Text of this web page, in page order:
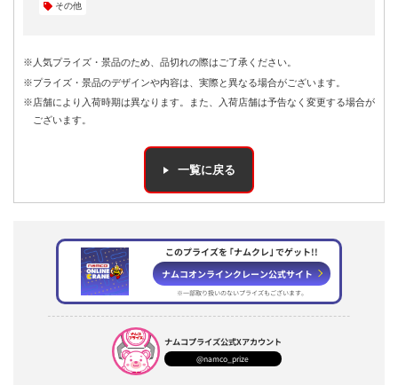
その他
※人気プライズ・景品のため、品切れの際はご了承ください。
※プライズ・景品のデザインや内容は、実際と異なる場合がございます。
※店舗により入荷時期は異なります。また、入荷店舗は予告なく変更する場合が
ございます。
一覧に戻る
このプライズを ｢ナムクレ｣ でゲット!!
ナムコオンラインクレーン公式サイト
※一部取り扱いのないプライズもございます。
ナムコプライズ公式Xアカウント
@namco_prize